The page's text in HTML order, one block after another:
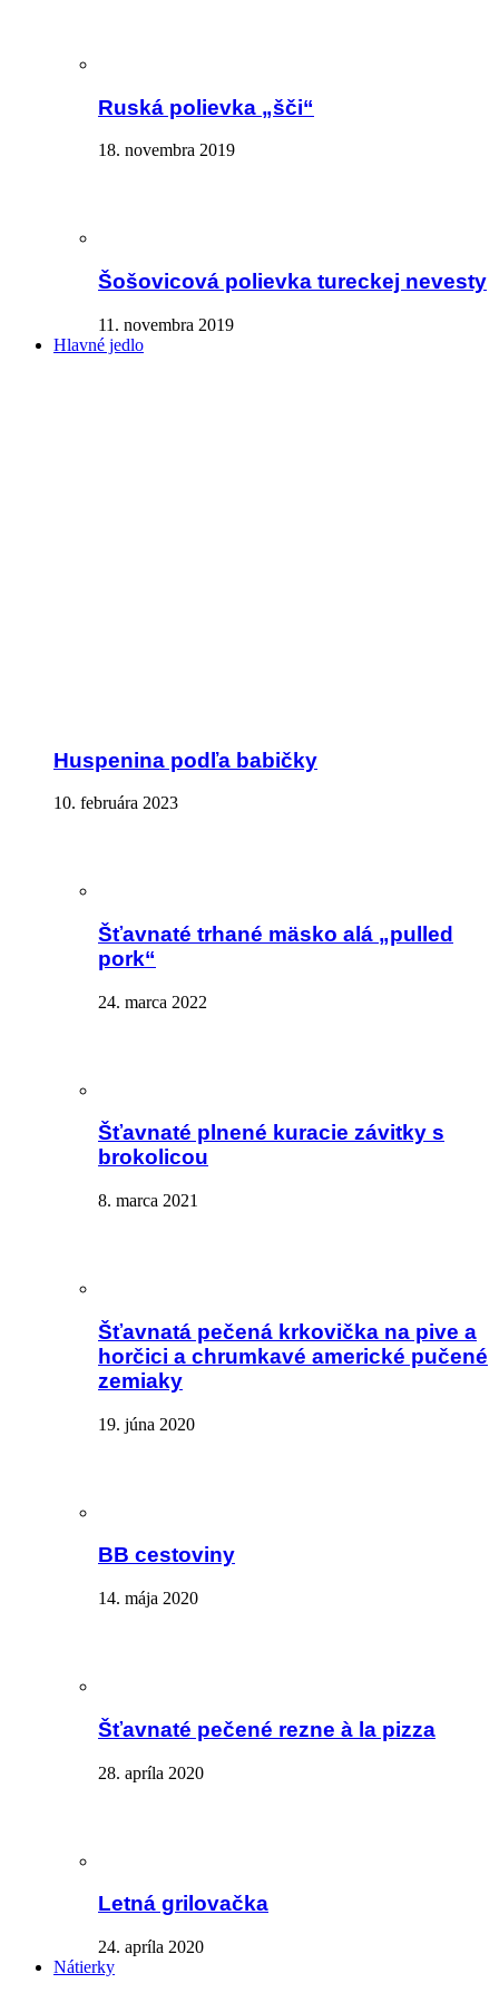
Ruská polievka „šči“
18. novembra 2019
Šošovicová polievka tureckej nevesty
11. novembra 2019
Hlavné jedlo
Huspenina podľa babičky
10. februára 2023
Šťavnaté trhané mäsko alá „pulled
pork“
24. marca 2022
Šťavnaté plnené kuracie závitky s
brokolicou
8. marca 2021
Šťavnatá pečená krkovička na pive a
horčici a chrumkavé americké pučené
zemiaky
19. júna 2020
BB cestoviny
14. mája 2020
Šťavnaté pečené rezne à la pizza
28. apríla 2020
Letná grilovačka
24. apríla 2020
Nátierky